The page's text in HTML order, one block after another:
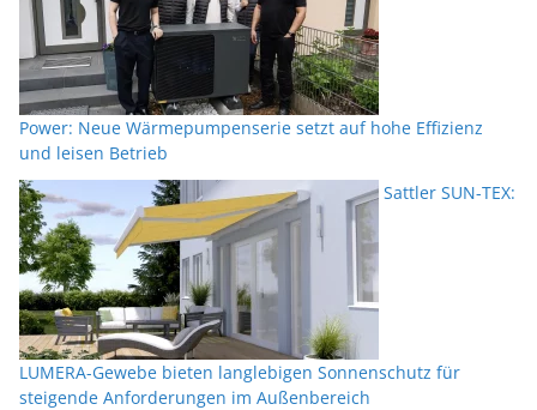
Power: Neue Wärmepumpenserie setzt auf hohe Effizienz
und leisen Betrieb
Sattler SUN-TEX:
LUMERA-Gewebe bieten langlebigen Sonnenschutz für
steigende Anforderungen im Außenbereich